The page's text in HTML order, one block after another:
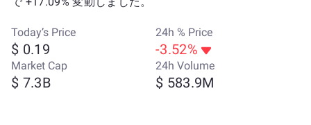
Today’s Price
$ 0.19
24h % Price
-3.52%
Market Cap
$ 7.3B
24h Volume
$ 583.9M